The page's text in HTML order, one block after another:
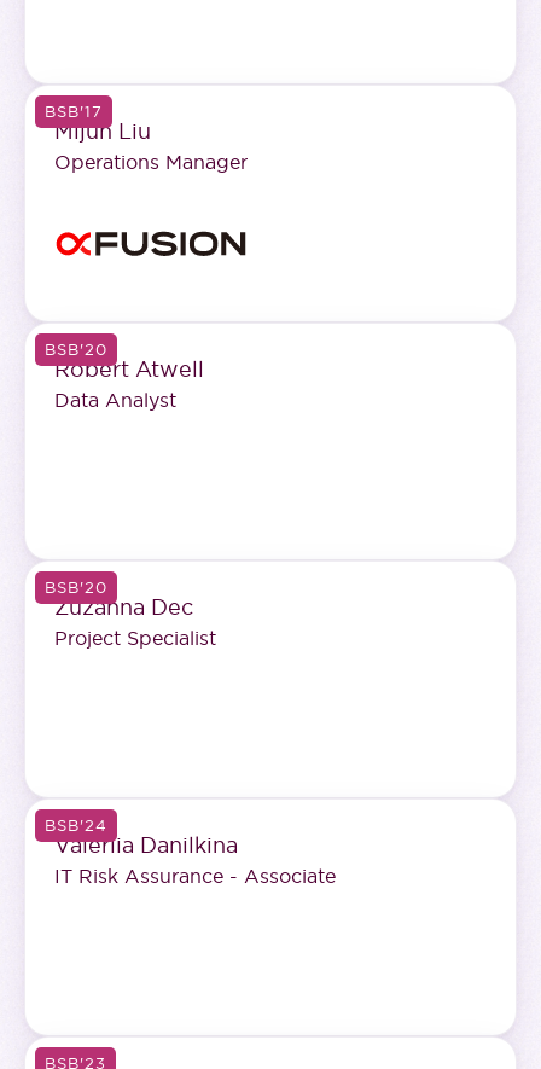
BSB'17
Mijun Liu
Operations Manager
BSB'20
Robert Atwell
Data Analyst
BSB'20
Zuzanna Dec
Project Specialist
BSB'24
Valeriia Danilkina
IT Risk Assurance - Associate
BSB'23